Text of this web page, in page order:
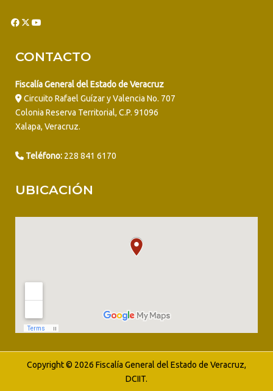
CONTACTO
Fiscalía General del Estado de Veracruz
Circuito Rafael Guízar y Valencia No. 707
Colonia Reserva Territorial, C.P. 91096
Xalapa, Veracruz.
Teléfono: 228 841 6170
UBICACIÓN
Copyright © 2026 Fiscalía General del Estado de Veracruz,
DCIIT.